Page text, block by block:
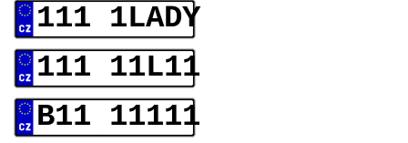
111 1LADY
111 11L11
B11 11111